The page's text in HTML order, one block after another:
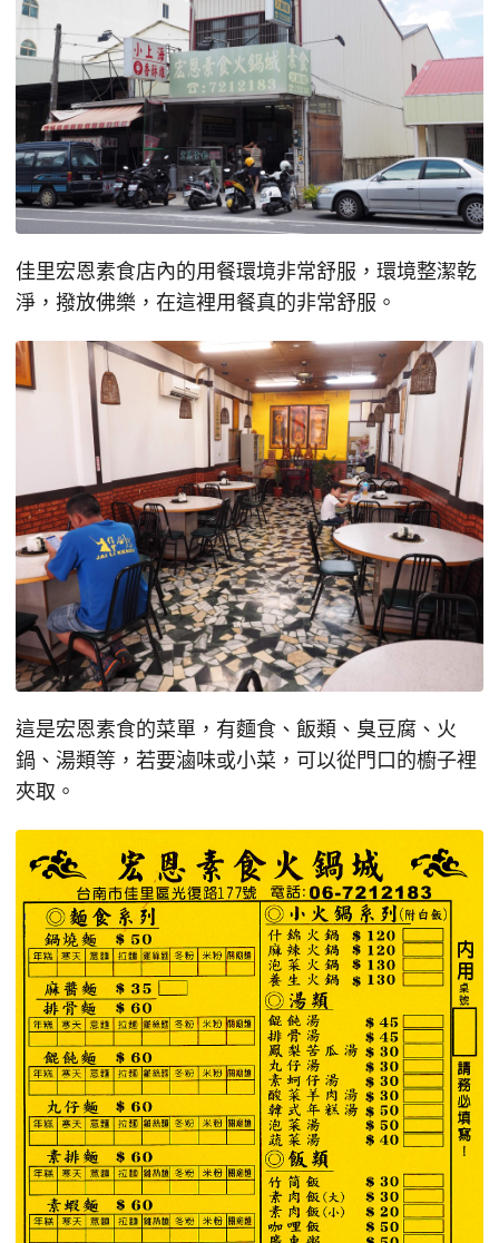
佳里宏恩素食店內的用餐環境非常舒服，環境整潔乾
淨，撥放佛樂，在這裡用餐真的非常舒服。
這是宏恩素食的菜單，有麵食、飯類、臭豆腐、火
鍋、湯類等，若要滷味或小菜，可以從門口的櫥子裡
夾取。